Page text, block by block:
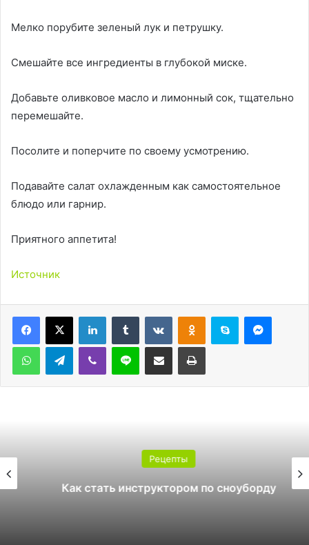
Мелко порубите зеленый лук и петрушку.
Смешайте все ингредиенты в глубокой миске.
Добавьте оливковое масло и лимонный сок, тщательно
перемешайте.
Посолите и поперчите по своему усмотрению.
Подавайте салат охлажденным как самостоятельное
блюдо или гарнир.
Приятного аппетита!
Источник
LinkedInTumblr ВконтактеОдноклассники
Skype
WhatsAppTelegramViber Line Поделиться через электронную почту Печатать
Рецепты
Как стать инструктором по сноуборду